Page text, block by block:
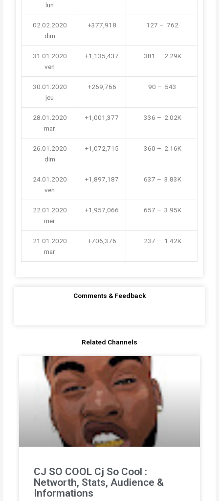
lun
02.02.2020
dim
+377,918  127 –  762
31.01.2020
ven
+1,135,437  381 –  2.29K
30.01.2020
jeu
+269,766  90 –  543
28.01.2020
mar
+1,001,377  336 –  2.02K
26.01.2020
dim
+1,072,715  360 –  2.16K
24.01.2020
ven
+1,897,187  637 –  3.83K
22.01.2020
mer
+1,957,066  657 –  3.95K
21.01.2020
mar
+706,376  237 –  1.42K
Comments & Feedback
Related Channels
CJ SO COOL Cj So Cool :
Networth, Stats, Audience &
Informations